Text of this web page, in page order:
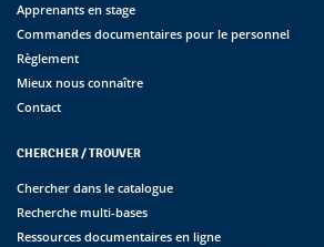
Apprenants en stage
Commandes documentaires pour le personnel
Règlement
Mieux nous connaître
Contact
CHERCHER / TROUVER
Chercher dans le catalogue
Recherche multi-bases
Ressources documentaires en ligne